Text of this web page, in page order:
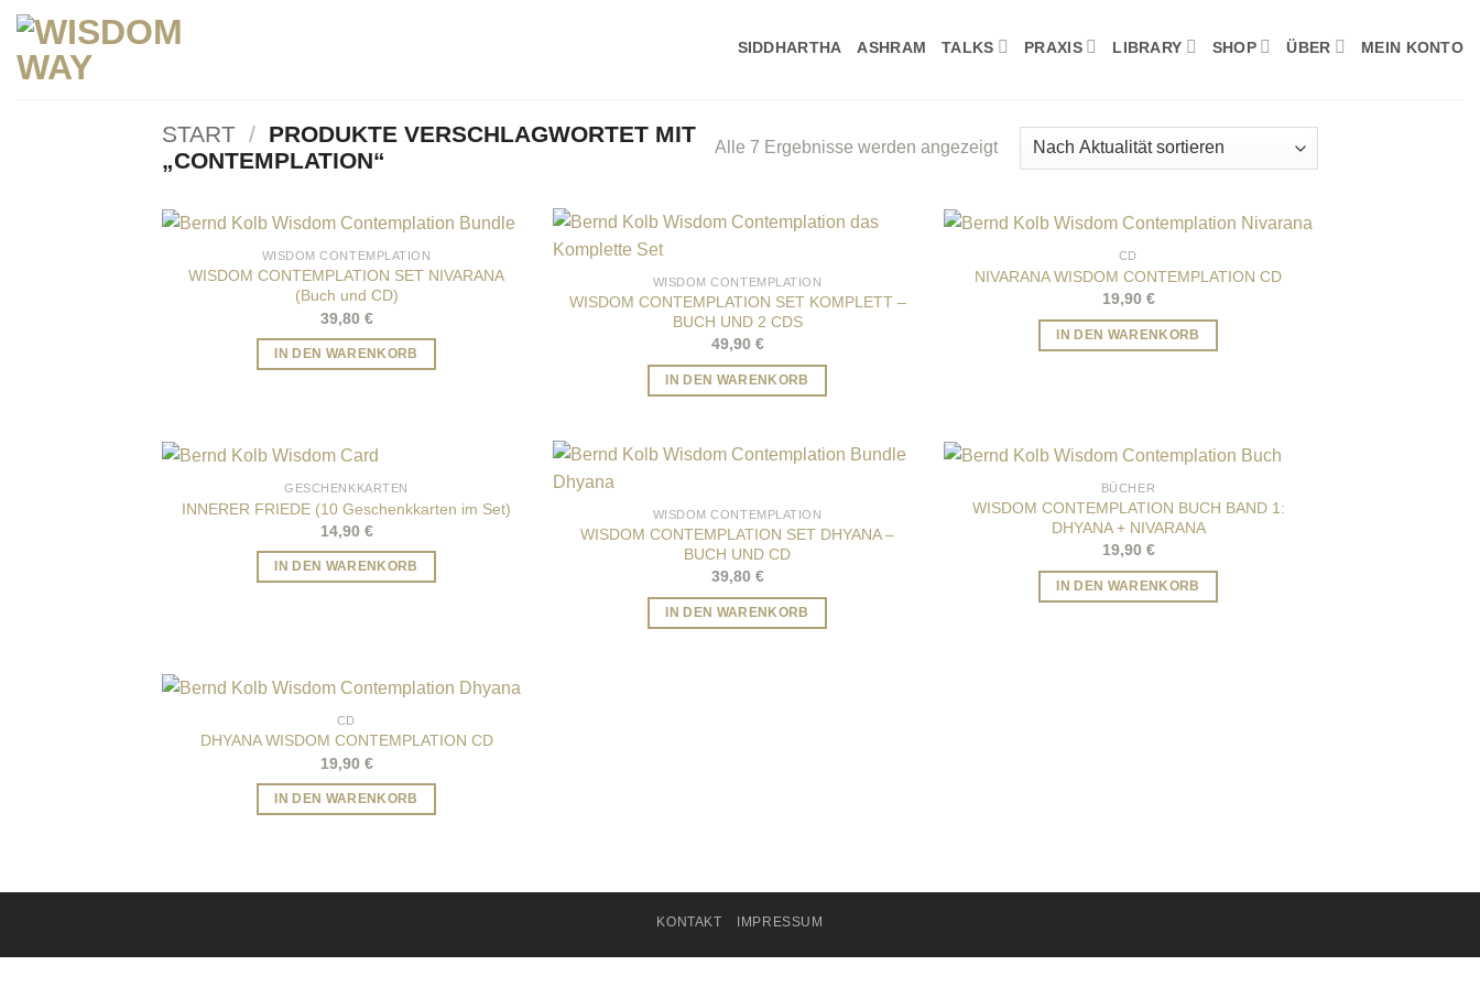
Zum
Inhalt
springen
SIDDHARTHA ASHRAM TALKS PRAXIS LIBRARY SHOP ÜBER MEIN KONTO
START / PRODUKTE VERSCHLAGWORTET MIT
„CONTEMPLATION“
Alle 7 Ergebnisse werden angezeigtNach
Aktualität
WISDOM CONTEMPLATION
WISDOM CONTEMPLATION SET NIVARANA
(Buch und CD)
39,80 €
IN DEN WARENKORB
WISDOM CONTEMPLATION
WISDOM CONTEMPLATION SET KOMPLETT –
BUCH UND 2 CDS
49,90 €
IN DEN WARENKORB
CD
NIVARANA WISDOM CONTEMPLATION CD
19,90 €
IN DEN WARENKORB
GESCHENKKARTEN
INNERER FRIEDE (10 Geschenkkarten im Set)
14,90 €
IN DEN WARENKORB
WISDOM CONTEMPLATION
WISDOM CONTEMPLATION SET DHYANA –
BUCH UND CD
39,80 €
IN DEN WARENKORB
BÜCHER
WISDOM CONTEMPLATION BUCH BAND 1:
DHYANA + NIVARANA
19,90 €
IN DEN WARENKORB
CD
DHYANA WISDOM CONTEMPLATION CD
19,90 €
IN DEN WARENKORB
KONTAKT IMPRESSUM